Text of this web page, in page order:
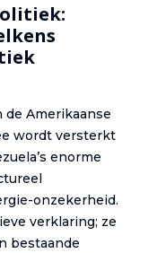
Amerikaanse
wordt versterkt
enorme
onzekerheid.
verklaring; ze
bestaande